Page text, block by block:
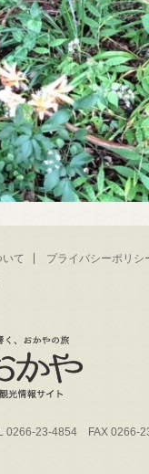
て
プライバシーポリ
23-4854 FAX 0266-